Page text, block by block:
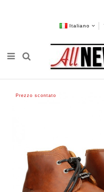
Italiano
Prezzo scontato